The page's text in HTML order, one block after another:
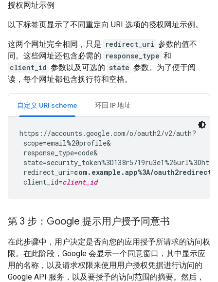
授权网址示例
以下标签页显示了不同重定向 URI 选项的授权网址示例。
这两个网址完全相同，只是 redirect_uri 参数的值不
同。这些网址还包含必需的 response_type 和
client_id 参数以及可选的 state 参数。为了便于阅
读，每个网址都包含换行符和空格。
自定义 URI scheme 环回 IP 地址
https://accounts.google.com/o/oauth2/v2/auth?
scope=email%20profile&
response_type=code&
redirect_uri=com.example.app%3A/oauth2redirect
client_id=client_id
第 3 步：Google 提示用户授予同意书
在此步骤中，用户决定是否向您的应用授予所请求的访问权
限。在此阶段，Google 会显示一个同意窗口，其中显示应
用的名称，以及请求权限来使用用户授权凭据进行访问的
Google API 服务，以及要授予的访问范围的摘要。然后，